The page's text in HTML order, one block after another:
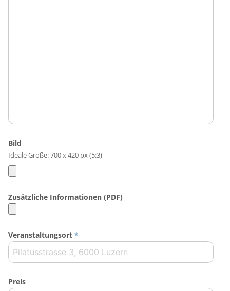
Bild
Ideale Größe: 700 x 420 px (5:3)
Zusätzliche Informationen (PDF)
Veranstaltungsort *
Preis